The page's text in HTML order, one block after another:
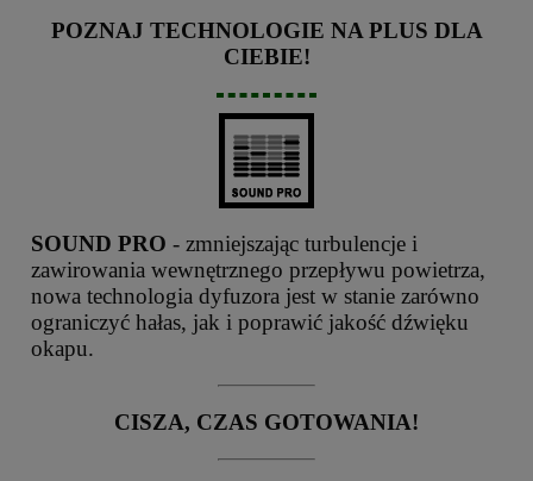
POZNAJ TECHNOLOGIE NA PLUS DLA
CIEBIE!
SOUND PRO - zmniejszając turbulencje i
zawirowania wewnętrznego przepływu powietrza,
nowa technologia dyfuzora jest w stanie zarówno
ograniczyć hałas, jak i poprawić jakość dźwięku
okapu.
CISZA, CZAS GOTOWANIA!